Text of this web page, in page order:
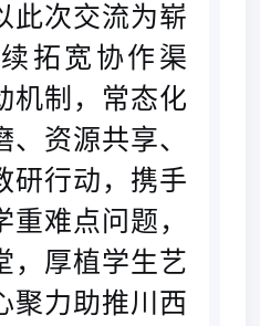
此次交流为崭
拓宽协作渠
机制，常态化
资源共享、
研行动，携手
难点问题，
，厚植学生艺
聚力助推川西